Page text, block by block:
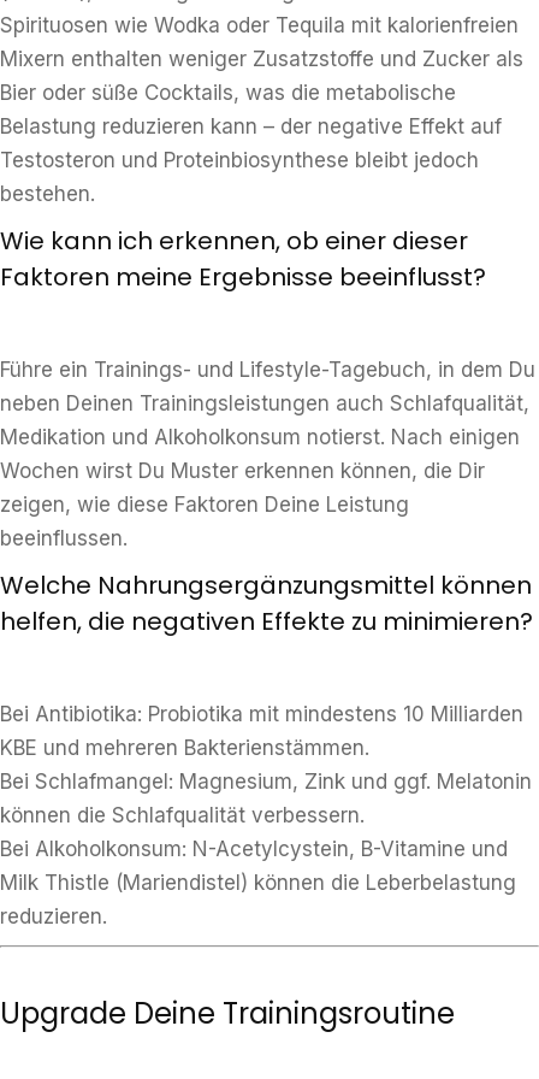
Spirituosen wie Wodka oder Tequila mit kalorienfreien
Mixern enthalten weniger Zusatzstoffe und Zucker als
Bier oder süße Cocktails, was die metabolische
Belastung reduzieren kann – der negative Effekt auf
Testosteron und Proteinbiosynthese bleibt jedoch
bestehen.
Wie kann ich erkennen, ob einer dieser
Faktoren meine Ergebnisse beeinflusst?
Führe ein Trainings- und Lifestyle-Tagebuch, in dem Du
neben Deinen Trainingsleistungen auch Schlafqualität,
Medikation und Alkoholkonsum notierst. Nach einigen
Wochen wirst Du Muster erkennen können, die Dir
zeigen, wie diese Faktoren Deine Leistung
beeinflussen.
Welche Nahrungsergänzungsmittel können
helfen, die negativen Effekte zu minimieren?
Bei Antibiotika: Probiotika mit mindestens 10 Milliarden
KBE und mehreren Bakterienstämmen.
Bei Schlafmangel: Magnesium, Zink und ggf. Melatonin
können die Schlafqualität verbessern.
Bei Alkoholkonsum: N-Acetylcystein, B-Vitamine und
Milk Thistle (Mariendistel) können die Leberbelastung
reduzieren.
Upgrade Deine Trainingsroutine